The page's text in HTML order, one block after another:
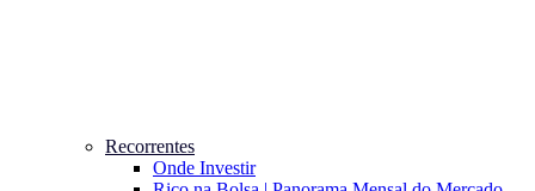
Recorrentes
Onde Investir